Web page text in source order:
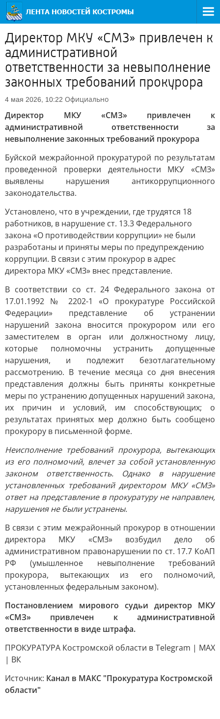
Директор МКУ «СМЗ» привлечен к
административной
ответственности за невыполнение
законных требований прокурора
4 мая 2026, 10:22 Официально
Директор МКУ «СМЗ» привлечен к
административной ответственности за
невыполнение законных требований прокурора
Буйской межрайонной прокуратурой по результатам
проведенной проверки деятельности МКУ «СМЗ»
выявлены нарушения антикоррупционного
законодательства.
Установлено, что в учреждении, где трудятся 18
работников, в нарушение ст. 13.3 Федерального
закона «О противодействии коррупции» не были
разработаны и приняты меры по предупреждению
коррупции. В связи с этим прокурор в адрес
директора МКУ «СМЗ» внес представление.
В соответствии со ст. 24 Федерального закона от
17.01.1992 № 2202-1 «О прокуратуре Российской
Федерации» представление об устранении
нарушений закона вносится прокурором или его
заместителем в орган или должностному лицу,
которые полномочны устранить допущенные
нарушения, и подлежит безотлагательному
рассмотрению. В течение месяца со дня внесения
представления должны быть приняты конкретные
меры по устранению допущенных нарушений закона,
их причин и условий, им способствующих; о
результатах принятых мер должно быть сообщено
прокурору в письменной форме.
Неисполнение требований прокурора, вытекающих
из его полномочий, влечет за собой установленную
законом ответственность. Однако в нарушение
установленных требований директором МКУ «СМЗ»
ответ на представление в прокуратуру не направлен,
нарушения не были устранены.
В связи с этим межрайонный прокурор в отношении
директора МКУ «СМЗ» возбудил дело об
административном правонарушении по ст. 17.7 КоАП
РФ (умышленное невыполнение требований
прокурора, вытекающих из его полномочий,
установленных федеральным законом).
Постановлением мирового судьи директор МКУ
«СМЗ» привлечен к административной
ответственности в виде штрафа.
ПРОКУРАТУРА Костромской области в Telegram | MAX
| ВК
Источник: Канал в МАКС "Прокуратура Костромской
области"